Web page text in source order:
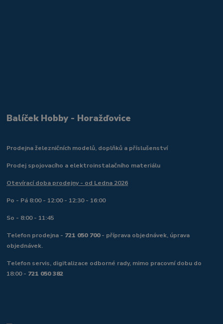
Balíček Hobby - Horažďovice
Prodejna železničních modelů, doplňků a příslušenství
Prodej spojovacího a elektroinstalačního materiálu
Otevírací doba prodejny - od Ledna 2026
Po - Pá 8:00 - 12:00 - 12:30 - 16:00
So - 8:00 - 11:45
Telefon prodejna - 721 050 700- příprava objednávek, úprava
objednávek.
Telefon servis, digitalizace odborné rady, mimo pracovní dobu do
18:00 - 721 050 382